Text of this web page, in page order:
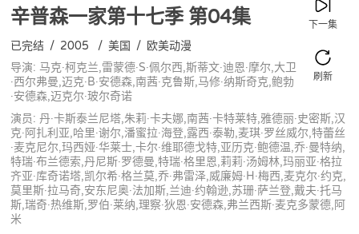
辛普森一家第十七季第04集 下一集
刷新
已完结 / 2005 / 美国 / 欧美动漫
导演: 马克·柯克兰,雷蒙德·S·佩尔西,斯蒂文·迪恩·摩尔,大卫
·西尔弗曼,迈克·B·安德森,南茜·克鲁斯,马修·纳斯奇克,鲍勃
·安德森,迈克尔·玻尔奇诺
演员: 丹·卡斯泰兰尼塔,朱莉·卡夫娜,南茜·卡特莱特,雅德丽·史密斯,汉
克·阿扎利亚,哈里·谢尔,潘蜜拉·海登,露西·泰勒,麦琪·罗丝威尔,特蕾丝
·麦克尼尔,玛西娅·华莱士,卡尔·维耶德戈特,亚历克·鲍德温,乔·曼特纳,
特瑞·布兰德索,丹尼斯·罗德曼,特瑞·格里恩,莉莉·汤姆林,玛丽亚·格拉
齐亚·库奇诺塔,凯尔希·格兰莫,乔·弗雷泽,威廉姆·H·梅西,麦克尔·约克,
莫里斯·拉马奇,安东尼奥·法加斯,兰迪·约翰逊,苏珊·萨兰登,戴夫·托马
斯,瑞奇·热维斯,罗伯·莱纳,理察·狄恩·安德森,弗兰西斯·麦克多蒙德,阿
米